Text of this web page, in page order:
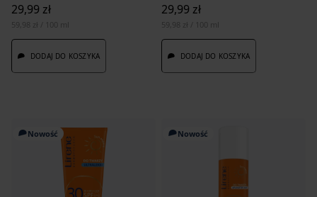
29,99 zł
59,98 zł / 100 ml
DODAJ DO KOSZYKA
29,99 zł
59,98 zł / 100 ml
DODAJ DO KOSZYKA
Nowość Nowość